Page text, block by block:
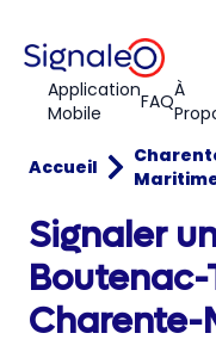
Application
Mobile
FAQÀ
Accueil
Signaler
Charente-